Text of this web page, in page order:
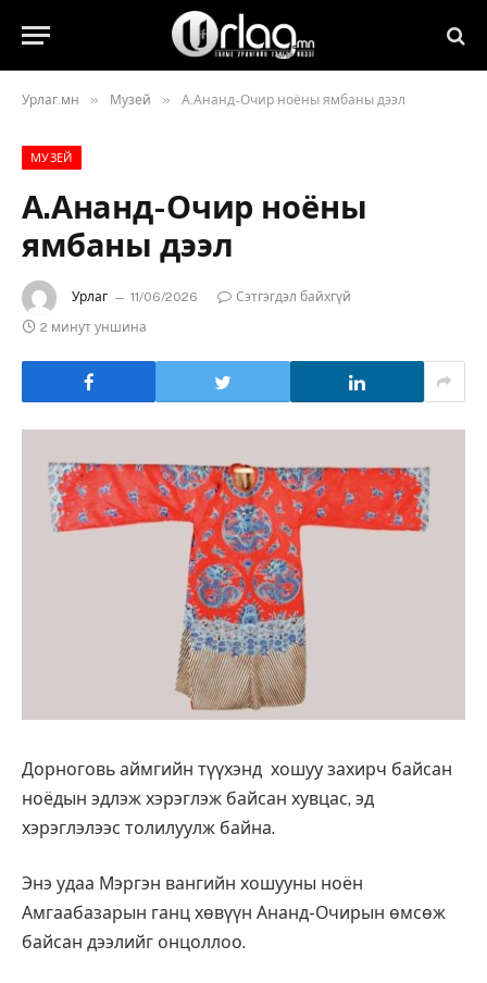
Урлаг.мн » Музей » А.Ананд-Очир ноёны ямбаны дээл
МУЗЕЙ
А.Ананд-Очир ноёны
ямбаны дээл
Урлаг 11/06/2026
Сэтгэгдэл байхгүй
2 минут уншина
Дорноговь аймгийн түүхэнд хошуу захирч байсан
ноёдын эдлэж хэрэглэж байсан хувцас, эд
хэрэглэлээс толилуулж байна.
Энэ удаа Мэргэн вангийн хошууны ноён
Амгаабазарын ганц хөвүүн Ананд-Очирын өмсөж
байсан дээлийг онцоллоо.